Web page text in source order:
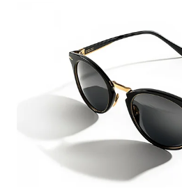
PRZY
BUDŻECIE?